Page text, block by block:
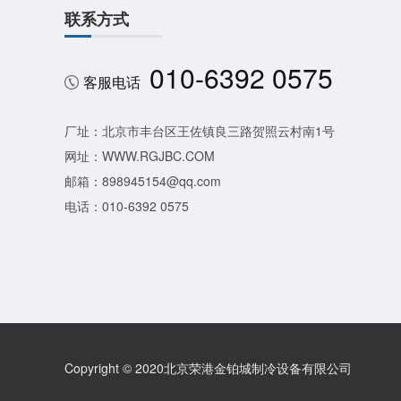
联系方式
客服电话 010-6392 0575
厂址：北京市丰台区王佐镇良三路贺照云村南1号
网址：WWW.RGJBC.COM
邮箱：898945154@qq.com
电话：010-6392 0575
Copyright © 2020北京荣港金铂城制冷设备有限公司